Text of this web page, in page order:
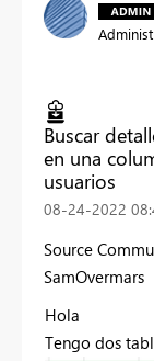
Buscar
en una
usuarios
‎08-24-2022
Source
SamOvermars
Hola
Tengo dos